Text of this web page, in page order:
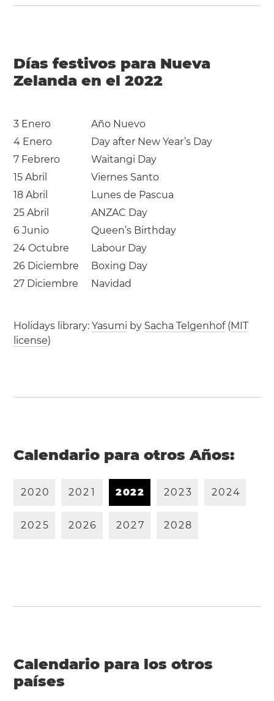
Días festivos para Nueva
Zelanda en el 2022
3 Enero
Año Nuevo
4 Enero
Day after New Year’s Day
7 Febrero
Waitangi Day
15 Abril
Viernes Santo
18 Abril
Lunes de Pascua
25 Abril
ANZAC Day
6 Junio
Queen’s Birthday
24 Octubre
Labour Day
26 Diciembre
Boxing Day
27 Diciembre
Navidad
Holidays library:Yasumi by Sacha Telgenhof(MIT
license)
Calendario para otros Años:
2020 202 1 2022 2023 2024
2025 2026 2027 2028
Calendario para los otros
países